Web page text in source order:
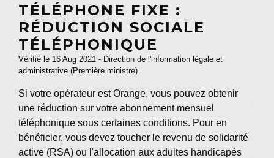
TÉLÉPHONE FIXE :
RÉDUCTION SOCIALE
TÉLÉPHONIQUE
Vérifié le 16 Aug 2021 - Direction de l'information légale et
administrative (Première ministre)
Si votre opérateur est Orange, vous pouvez obtenir
une réduction sur votre abonnement mensuel
téléphonique sous certaines conditions. Pour en
bénéficier, vous devez toucher le revenu de solidarité
active (RSA) ou l'allocation aux adultes handicapés